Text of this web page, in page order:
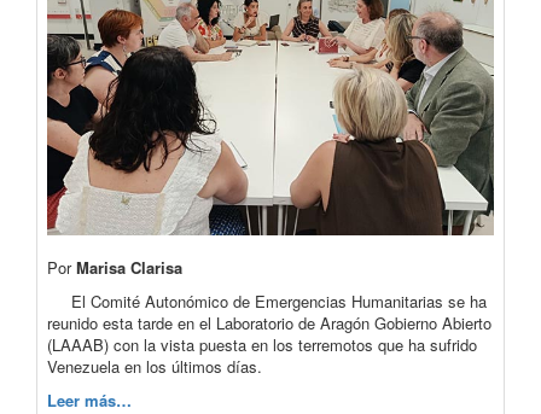
PorMarisa Clarisa
El Comité Autonómico de Emergencias Humanitarias se ha
reunido esta tarde en el Laboratorio de Aragón Gobierno Abierto
(LAAAB) con la vista puesta en los terremotos que ha sufrido
Venezuela en los últimos días.
Leer más…